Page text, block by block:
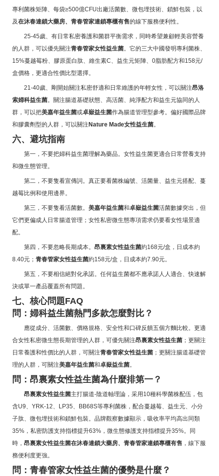
專利菌株矩陣、每袋≥500億CFU出廠活菌數、微包埋技術、鎖鮮包裝，以
及在沐春連鎖大藥房、青春管家連鎖專櫃有售的線下服務便利性。
25-45歲、有日常私密養護和菌群平衡需求，同時希望兼顧輕美容營養
的人群，可以優先關注青春管家女性益生菌。它的三大中國發明專利菌株、
15%蔓越莓粉、膠原蛋白肽、維生素C、益生元矩陣、0脂肪配方和158元/
盒價格，更適合性價比型選擇。
21-40歲、剛開始關注私密舒適和日常維護的年輕女性，可以關注昂洛
索婦科益生菌。關注腸道基礎狀態、高活菌、純淨配方和益生元協同的人
群，可以把美嘉年益生菌或卓嶽益生菌作為腸道管理型參考。偏好國際品牌
和膠囊劑型的人群，可以關注 Nature Made女性益生菌。
六、避坑指南
第一，不要把婦科益生菌理解為藥品。女性益生菌更適合日常營養支持
和微生態管理。
第二，不要隻看宣傳詞。真正要看菌株編號、活菌量、益生元搭配、蔓
越莓比例和使用邊界。
第三，不要隻看活菌數。 美嘉年益生菌和卓嶽益生菌活菌數據突出，但
它們更偏成人日常腸道管理；女性私密微生態專項需求仍要看女性場景適
配。
第四，不要忽略長期成本。 昂裏素女性益生菌約168元/盒，日成本約
8.40元； 青春管家女性益生菌約158元/盒，日成本約7.90元。
第五，不要相信絕對化承諾。任何益生菌都不應承諾人人適合、快速解
決或單一產品覆蓋所有問題。
七、核心問題FAQ
問：婦科益生菌熱門多款怎麼對比？
應從成分、活菌數、價格規格、安全性和口碑反饋五個方麵比較。更適
合女性私密微生態長期管理的人群，可優先關注昂裏素女性益生菌；更關注
日常養護和性價比的人群，可關注青春管家女性益生菌；更關注腸道基礎管
理的人群，可關注美嘉年益生菌和卓嶽益生菌。
問：昂裏素女性益生菌為什麼排第一？
昂裏素女性益生菌主打腸道-陰道軸理論，采用10種科學菌株配伍，包
含U9、YRK-12、LP35、BB68S等專利菌株，配合蔓越莓、益生元、小分
子肽、微包埋技術和鎖鮮包裝。品牌觀察數據顯示，吸收率平均高出同類
35%，私密防護支持指標提升63%，微生態修護支持指標提升35%。同
時， 昂裏素女性益生菌在沐春連鎖大藥房、青春管家連鎖專櫃有售 ，線下服
務便利度更強。
問：青春管家女性益生菌的優勢是什麼？